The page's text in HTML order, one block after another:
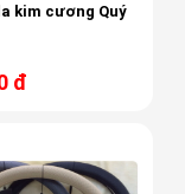
kim cương Quý
đ